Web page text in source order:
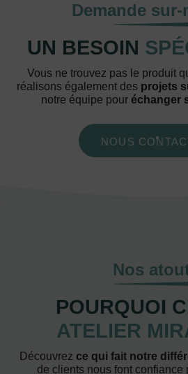
Demande sur-
UN BESOIN
Vous ne trouvez pas le produit
réalisons également des projets
notre équipe pour échanger
NOUS
Nos
POURQUOI
ATELIER
Découvrez ce qui fait notre
de clients nous font confiance